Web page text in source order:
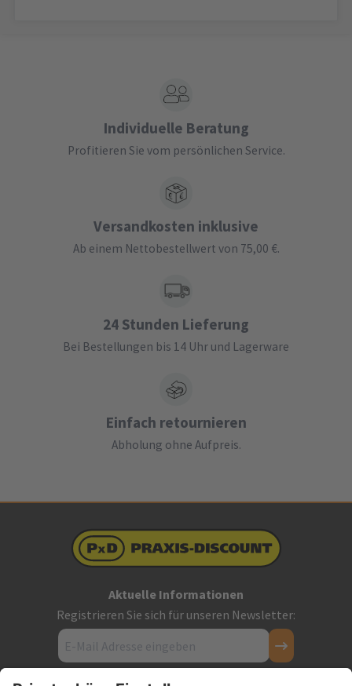
Individuelle Beratung
Profitieren Sie vom persönlichen Service.
Versandkosten inklusive
Ab einem Nettobestellwert von 75,00 €.
24 Stunden Lieferung
Bei Bestellungen bis 14 Uhr und Lagerware
Einfach retournieren
Abholung ohne Aufpreis.
Aktuelle Informationen
Registrieren Sie sich für unseren Newsletter: